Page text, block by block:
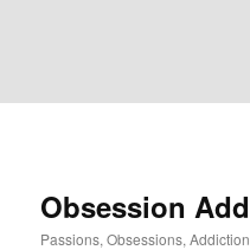
Obsession
Passions, Obsessions,